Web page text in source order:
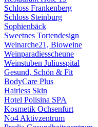
Schloss Frankenberg
Schloss Steinburg
Sophienbäck
Sweetnes Tortendesign
Weinarche21, Bioweine
Weinparadiesscheune
Weinstuben Juliusspital
Gesund, Schön & Fit
BodyCare Plus
Hairless Skin
Hotel Polisina SPA
Kosmetik Ochsenfurt
No4 Aktivzentrum